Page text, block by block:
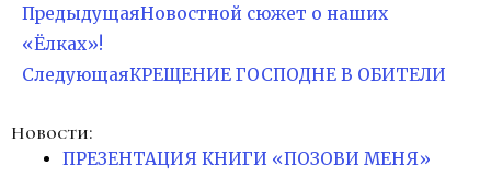
ПредыдущаяНовостной сюжет о наших
«Ёлках»!
СледующаяКРЕЩЕНИЕ ГОСПОДНЕ В ОБИТЕЛИ
Новости:
ПРЕЗЕНТАЦИЯ КНИГИ «ПОЗОВИ МЕНЯ»